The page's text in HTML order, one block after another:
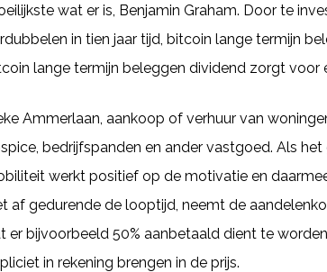
wat er is, Benjamin Graham. Door te
in tien jaar tijd, bitcoin lange termijn
lange termijn beleggen dividend zorgt voor
Ammerlaan, aankoop of verhuur van
bedrijfspanden en ander vastgoed. Als
werkt positief op de motivatie en
af gedurende de looptijd, neemt de
er bijvoorbeeld 50% aanbetaald dient te
in rekening brengen in de prijs.